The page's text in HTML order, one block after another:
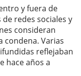
y fuera de
redes sociales y
consideran
condena. Varias
reflejaban
hace años a